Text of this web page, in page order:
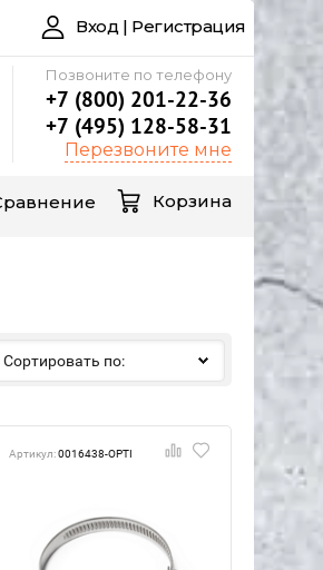
Вход | Регистрация
Позвоните по телефону
+7 (800) 201-22-36
+7 (495) 128-58-31
Перезвоните мне
Корзина
Сортировать по:
Артикул:0016438-OPTI